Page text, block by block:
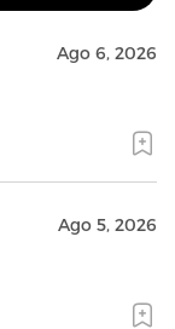
Ago 6, 2026
Ago 5, 2026